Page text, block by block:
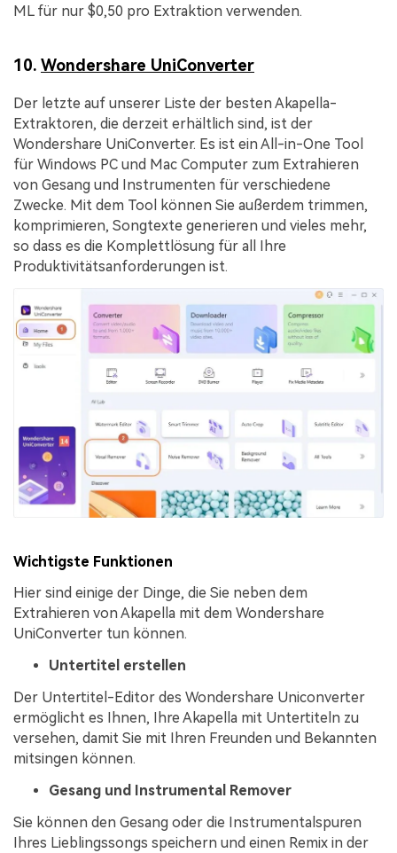
ML für nur $0,50 pro Extraktion verwenden.
10. Wondershare UniConverter
Der letzte auf unserer Liste der besten Akapella-
Extraktoren, die derzeit erhältlich sind, ist der
Wondershare UniConverter. Es ist ein All-in-One Tool
für Windows PC und Mac Computer zum Extrahieren
von Gesang und Instrumenten für verschiedene
Zwecke. Mit dem Tool können Sie außerdem trimmen,
komprimieren, Songtexte generieren und vieles mehr,
so dass es die Komplettlösung für all Ihre
Produktivitätsanforderungen ist.
Wichtigste Funktionen
Hier sind einige der Dinge, die Sie neben dem
Extrahieren von Akapella mit dem Wondershare
UniConverter tun können.
Untertitel erstellen
Der Untertitel-Editor des Wondershare Uniconverter
ermöglicht es Ihnen, Ihre Akapella mit Untertiteln zu
versehen, damit Sie mit Ihren Freunden und Bekannten
mitsingen können.
Gesang und Instrumental Remover
Sie können den Gesang oder die Instrumentalspuren
Ihres Lieblingssongs speichern und einen Remix in der